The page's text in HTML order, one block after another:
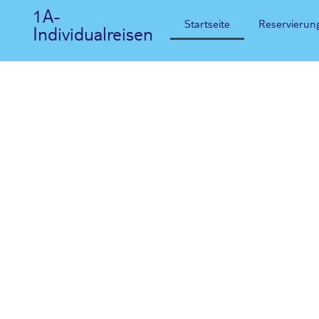
1A-
Individualreisen Startseite